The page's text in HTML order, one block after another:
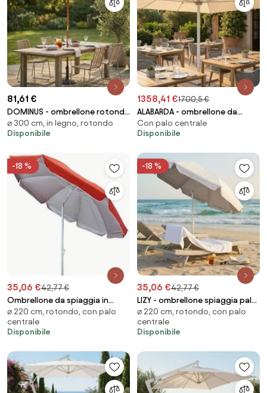
81,61 €
DOMINUS - ombrellone rotondo
da giardino palo centrale in
legno 3 m
⌀ 300 cm, in legno, rotondo
Disponibile
1358,41 €1700,5 €
ALABARDA - ombrellone da
giardino palo centrale
Con palo centrale
Disponibile
-18 %
35,06 €42,77 €
Ombrellone da spiaggia in
alluminio colore casuale
⌀ 220 cm, rotondo, con palo
centrale
Disponibile
-18 %
35,06 €42,77 €
LIZY - ombrellone spiaggia palo
alluminio 220/32
⌀ 220 cm, rotondo, con palo
centrale
Disponibile